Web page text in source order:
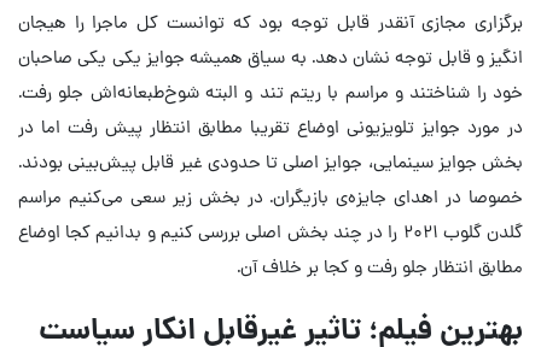
برگزاری مجازی آنقدر قابل توجه بود که توانست کل ماجرا را هیجان
انگیز و قابل توجه نشان دهد. به سیاق همیشه جوایز یکی یکی صاحبان
خود را شناختند و مراسم با ریتم تند و البته شوخ‌طبعانه‌‌اش جلو رفت.
در مورد جوایز تلویزیونی اوضاع تقریبا مطابق انتظار پیش رفت اما در
بخش جوایز سینمایی، جوایز اصلی تا حدودی غیر قابل پیش‌بینی‌ بودند.
خصوصا در اهدای جایزه‌ی بازیگران. در بخش زیر سعی می‌کنیم مراسم
گلدن گلوب ۲۰۲۱ را در چند بخش اصلی بررسی کنیم و بدانیم کجا اوضاع
مطابق انتظار جلو رفت و کجا بر خلاف آن.
بهترین فیلم؛ تاثیر غیرقابل انکار سیاست